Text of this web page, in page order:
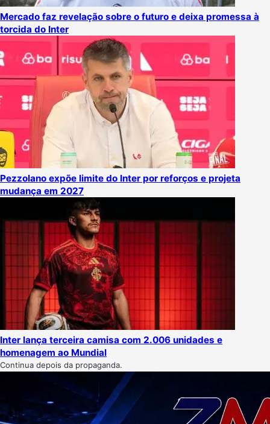
Mercado faz revelação sobre o futuro e deixa promessa à
torcida do Inter
Pezzolano expõe limite do Inter por reforços e projeta
mudança em 2027
Inter lança terceira camisa com 2.006 unidades e
homenagem ao Mundial
Continua depois da propaganda.